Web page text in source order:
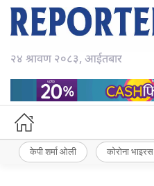
२४ श्रावण २०८३, आईतबार
केपी शर्मा ओली कोरोना भाइरस